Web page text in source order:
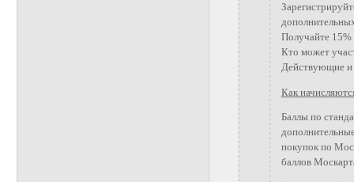
Получайте 15%
Кто может
Действующие и
Как
Баллы по
покупок по
баллов